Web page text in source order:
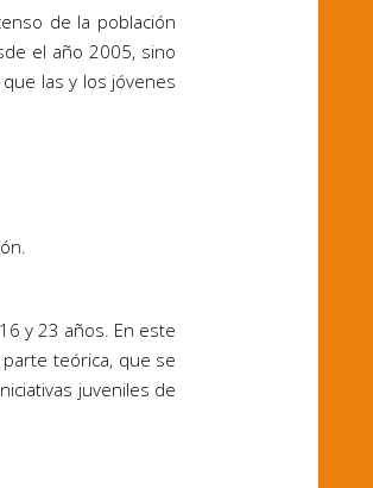
de la población
el año 2005, sino
las y los jóvenes
y 23 años. En este
teórica, que se
juveniles de